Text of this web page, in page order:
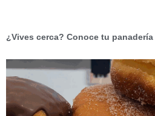
¿Vives cerca? Conoce tu